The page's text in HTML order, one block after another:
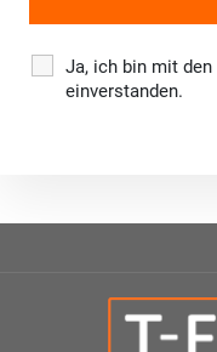
Ja, ich bin mit den
einverstanden.